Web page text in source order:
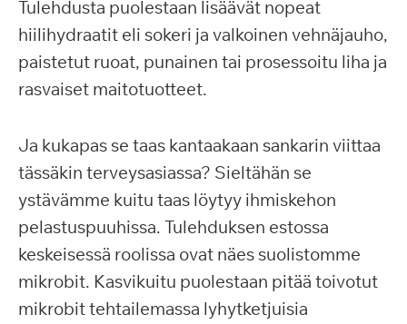
Tulehdusta puolestaan lisäävät nopeat
hiilihydraatit eli sokeri ja valkoinen vehnäjauho,
paistetut ruoat, punainen tai prosessoitu liha ja
rasvaiset maitotuotteet.
Ja kukapas se taas kantaakaan sankarin viittaa
tässäkin terveysasiassa? Sieltähän se
ystävämme kuitu taas löytyy ihmiskehon
pelastuspuuhissa. Tulehduksen estossa
keskeisessä roolissa ovat näes suolistomme
mikrobit. Kasvikuitu puolestaan pitää toivotut
mikrobit tehtailemassa lyhytketjuisia